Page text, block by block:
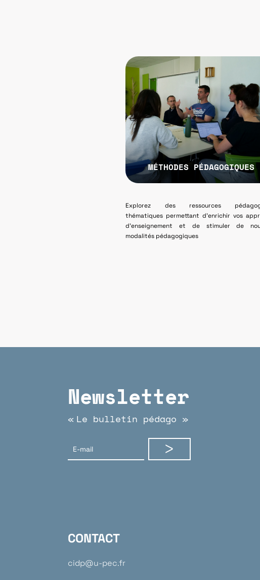
MÉTHODES PÉDAGOGIQUES
Explorez des ressources
thématiques permettant d’enrichir vos
d’enseignement et de stimuler de
modalités pédagogiques
Newsletter
« Le bulletin pédago »
CONTACT
cidp@u-pec.fr